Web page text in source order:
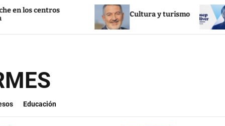
Cultura y turismo La
Educación